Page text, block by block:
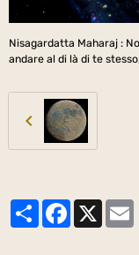
Nisagardatta Maharaj :
andare al di là di te
PartagerFacebook